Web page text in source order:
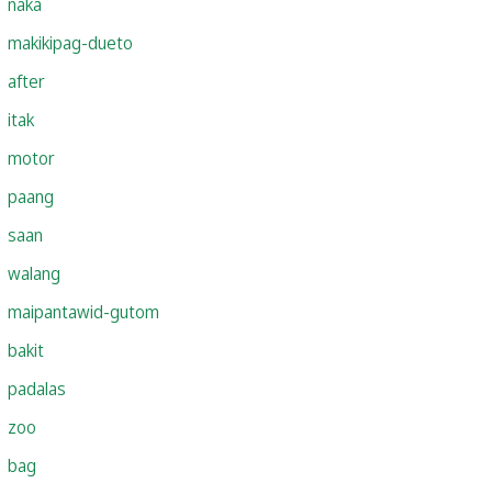
makikipag-dueto
after
itak
motor
paang
saan
walang
maipantawid-gutom
bakit
padalas
zoo
bag